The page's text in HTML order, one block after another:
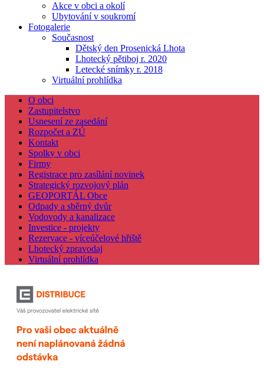
Akce v obci a okolí
Ubytování v soukromí
Fotogalerie
Současnost
Dětský den Prosenická Lhota
Lhotecký pětiboj r. 2020
Letecké snímky r. 2018
Virtuální prohlídka
O obci
Zastupitelstvo
Usnesení ze zasedání
Rozpočet a ZÚ
Kontakt
Spolky v obci
Firmy
Registrace pro zasílání novinek
Strategický rozvojový plán
GEOPORTÁL Obce
Odpady a sběrný dvůr
Vodovody a kanalizace
Investice - projekty
Rezervace - víceúčelové hřiště
Lhotecký zpravodaj
Virtuální prohlídka